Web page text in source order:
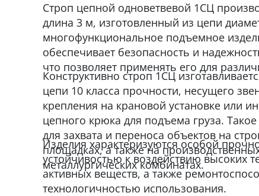
Строп цепной одноветвевой 1СЦ
длина 3 м, изготовленный из цепи
многофункциональное подъемное
обеспечивает безопасность и
что позволяет применять его для
Конструктивно строп 1СЦ
цепи 10 класса прочности, несущего
крепления на крановой установке или
цепного крюка для подъема груза.
для захвата и переноса объектов на
площадках, а также на
металлургических комбинатах.
Изделия характеризуются особой
устойчивостью к воздействию высоких
активных веществ, а также
технологичностью использования.